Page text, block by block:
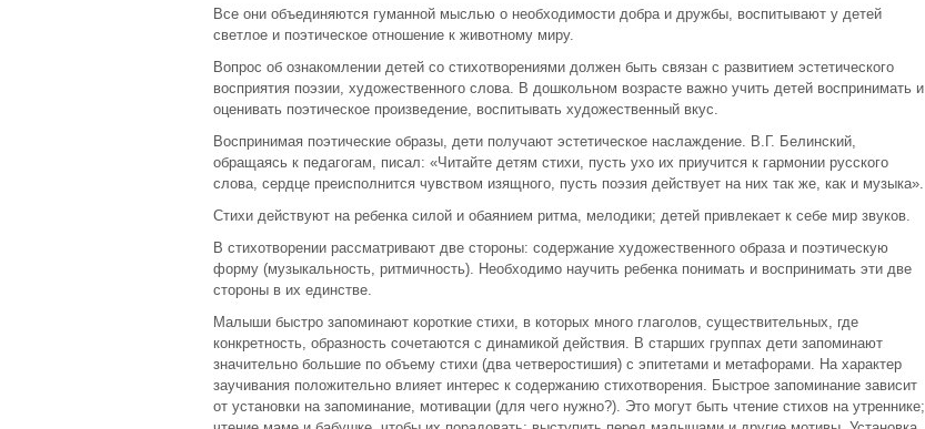
Все они объединяются гуманной мыслью о необходимости добра и дружбы, воспитывают у детей
светлое и поэтическое отношение к животному миру.
Вопрос об ознакомлении детей со стихотворениями должен быть связан с развитием эстетического
восприятия поэзии, художественного слова. В дошкольном возрасте важно учить детей воспринимать и
оценивать поэтическое произведение, воспитывать художественный вкус.
Воспринимая поэтические образы, дети получают эстетическое наслаждение. В.Г. Белинский,
обращаясь к педагогам, писал: «Читайте детям стихи, пусть ухо их приучится к гармонии русского
слова, сердце преисполнится чувством изящного, пусть поэзия действует на них так же, как и музыка».
Стихи действуют на ребенка силой и обаянием ритма, мелодики; детей привлекает к себе мир звуков.
В стихотворении рассматривают две стороны: содержание художественного образа и поэтическую
форму (музыкальность, ритмичность). Необходимо научить ребенка понимать и воспринимать эти две
стороны в их единстве.
Малыши быстро запоминают короткие стихи, в которых много глаголов, существительных, где
конкретность, образность сочетаются с динамикой действия. В старших группах дети запоминают
значительно большие по объему стихи (два четверостишия) с эпитетами и метафорами. На характер
заучивания положительно влияет интерес к содержанию стихотворения. Быстрое запоминание зависит
от установки на запоминание, мотивации (для чего нужно?). Это могут быть чтение стихов на утреннике;